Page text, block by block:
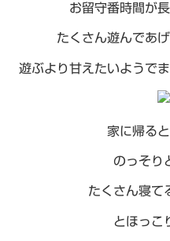
お留守番時間が
たくさん遊んであ
遊ぶより甘えたいようで
家に帰る
のっそり
たくさん寝て
とほっこ